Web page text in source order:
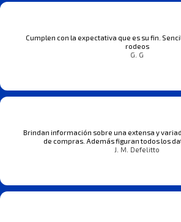
Cumplen con la expectativa que es su fin.
rodeos
G. G
Brindan información sobre una extensa y
de compras. Además figuran todos los
J. M. Defelitto